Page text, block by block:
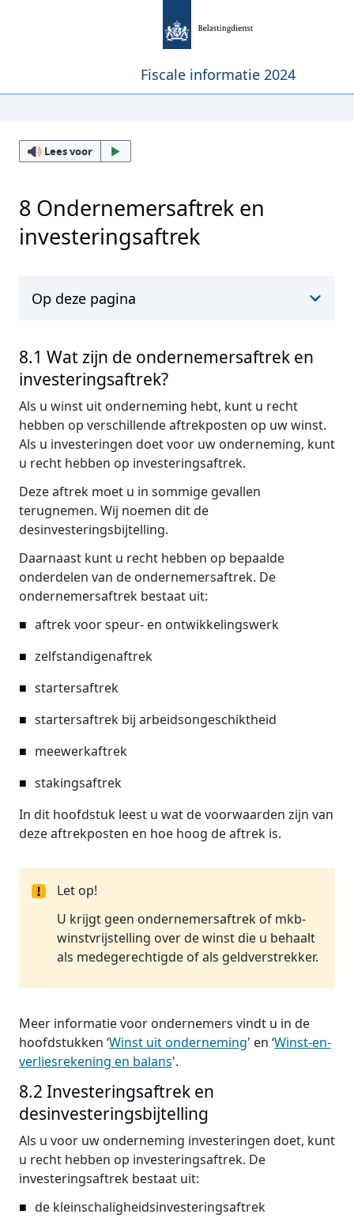
Fiscale informatie 2024
Lees voor
8 Ondernemersaftrek en
investeringsaftrek
Op deze pagina
8.1 Wat zijn de ondernemersaftrek en
investeringsaftrek?
Als u winst uit onderneming hebt, kunt u recht
hebben op verschillende aftrekposten op uw winst.
Als u investeringen doet voor uw onderneming, kunt
u recht hebben op investeringsaftrek.
Deze aftrek moet u in sommige gevallen
terugnemen. Wij noemen dit de
desinvesteringsbijtelling.
Daarnaast kunt u recht hebben op bepaalde
onderdelen van de ondernemersaftrek. De
ondernemersaftrek bestaat uit:
aftrek voor speur- en ontwikkelingswerk
zelfstandigenaftrek
startersaftrek
startersaftrek bij arbeidsongeschiktheid
meewerkaftrek
stakingsaftrek
In dit hoofdstuk leest u wat de voorwaarden zijn van
deze aftrekposten en hoe hoog de aftrek is.
Let op!
U krijgt geen ondernemersaftrek of mkb-
winstvrijstelling over de winst die u behaalt
als medegerechtigde of als geldverstrekker.
Meer informatie voor ondernemers vindt u in de
hoofdstukken ‘Winst uit onderneming' en ‘Winst-en-
verliesrekening en balans'.
8.2 Investeringsaftrek en
desinvesteringsbijtelling
Als u voor uw onderneming investeringen doet, kunt
u recht hebben op investeringsaftrek. De
investeringsaftrek bestaat uit:
de kleinschaligheidsinvesteringsaftrek